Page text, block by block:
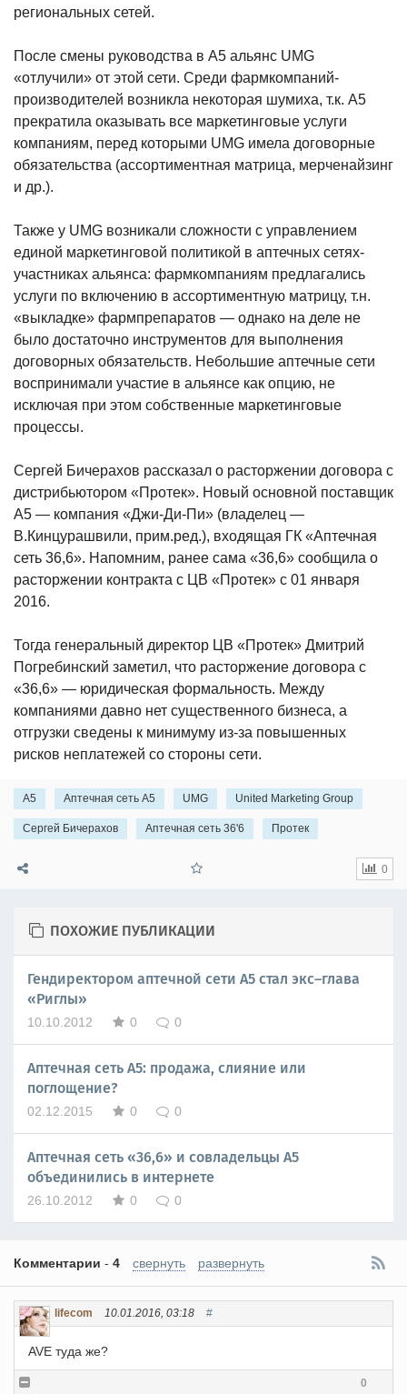
региональных сетей.
После смены руководства в А5 альянс UMG
«отлучили» от этой сети. Среди фармкомпаний-
производителей возникла некоторая шумиха, т.к. А5
прекратила оказывать все маркетинговые услуги
компаниям, перед которыми UMG имела договорные
обязательства (ассортиментная матрица, мерченайзинг
и др.).
Также у UMG возникали сложности с управлением
единой маркетинговой политикой в аптечных сетях-
участниках альянса: фармкомпаниям предлагались
услуги по включению в ассортиментную матрицу, т.н.
«выкладке» фармпрепаратов — однако на деле не
было достаточно инструментов для выполнения
договорных обязательств. Небольшие аптечные сети
воспринимали участие в альянсе как опцию, не
исключая при этом собственные маркетинговые
процессы.
Сергей Бичерахов рассказал о расторжении договора с
дистрибьютором «Протек». Новый основной поставщик
А5 — компания «Джи-Ди-Пи» (владелец —
В.Кинцурашвили, прим.ред.), входящая ГК «Аптечная
сеть 36,6». Напомним, ранее сама «36,6» сообщила о
расторжении контракта с ЦВ «Протек» с 01 января
2016.
Тогда генеральный директор ЦВ «Протек» Дмитрий
Погребинский заметил, что расторжение договора с
«36,6» — юридическая формальность. Между
компаниями давно нет существенного бизнеса, а
отгрузки сведены к минимуму из-за повышенных
рисков неплатежей со стороны сети.
А5 Аптечная сеть А5 UMG United Marketing Group
Сергей Бичерахов Аптечная сеть 36'6 Протек
0
ПОХОЖИЕ ПУБЛИКАЦИИ
Гендиректором аптечной сети А5 стал экс–глава
«Риглы»
10.10.2012 0 0
Аптечная сеть А5: продажа, слияние или
поглощение?
02.12.2015 0 0
Аптечная сеть «36,6» и совладельцы А5
объединились в интернете
26.10.2012 0 0
Комментарии - 4 свернуть развернуть
lifecom 10.01.2016, 03:18 #
AVE туда же?
0